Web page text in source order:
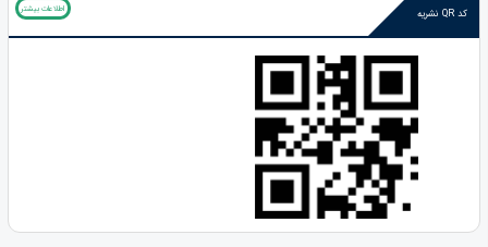
کد QR نشریه اطلاعات بیشتر